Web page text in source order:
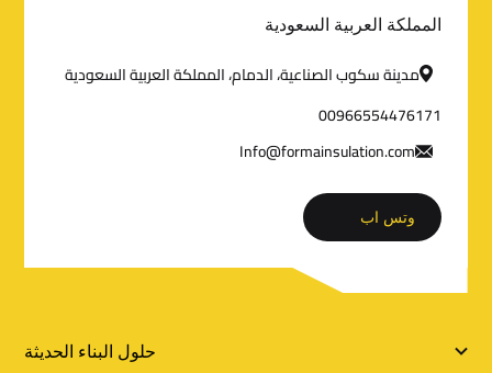
ت
ل
ت
و
ا
المملكة العربية السعودية
مدينة سكوب الصناعية، الدمام، المملكة العربية السعودية
00966554476171
Info@formainsulation.com
وتس اب
ر حلول البناء الحديثة